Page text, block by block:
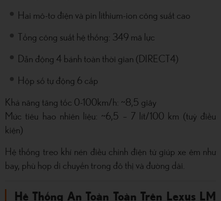
Hai mô-tơ điện và pin lithium-ion công suất cao
Tổng công suất hệ thống: 349 mã lực
Dẫn động 4 bánh toàn thời gian (DIRECT4)
Hộp số tự động 6 cấp
Khả năng tăng tốc 0-100km/h: ~8,5 giây
Mức tiêu hao nhiên liệu: ~6,5 – 7 lít/100 km (tuỳ điều
kiện)
Hệ thống treo khí nén điều chỉnh điện tử giúp xe êm như
bay, phù hợp di chuyển trong đô thị và đường dài.
Hệ Thống An Toàn Toàn Trên Lexus LM